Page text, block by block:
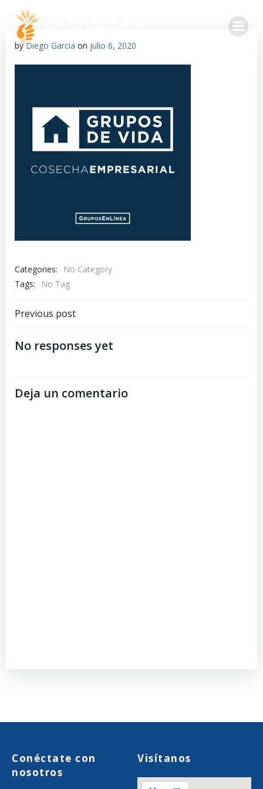
byDiego Garcia on julio 6, 2020
Categories:
No Category
Tags:
No Tag
Previous post
No responses yet
Deja un comentario
Conéctate con
nosotros
Visítanos